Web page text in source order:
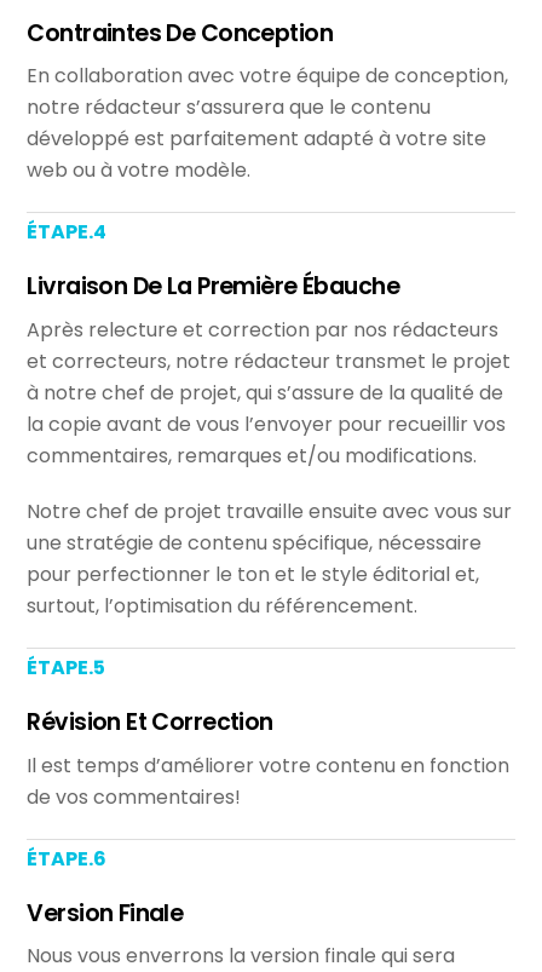
Contraintes De Conception
En collaboration avec votre équipe de conception,
notre rédacteur s’assurera que le contenu
développé est parfaitement adapté à votre site
web ou à votre modèle.
ÉTAPE.4
Livraison De La Première Ébauche
Après relecture et correction par nos rédacteurs
et correcteurs, notre rédacteur transmet le projet
à notre chef de projet, qui s’assure de la qualité de
la copie avant de vous l’envoyer pour recueillir vos
commentaires, remarques et/ou modifications.
Notre chef de projet travaille ensuite avec vous sur
une stratégie de contenu spécifique, nécessaire
pour perfectionner le ton et le style éditorial et,
surtout, l’optimisation du référencement.
ÉTAPE.5
Révision Et Correction
Il est temps d’améliorer votre contenu en fonction
de vos commentaires!
ÉTAPE.6
Version Finale
Nous vous enverrons la version finale qui sera